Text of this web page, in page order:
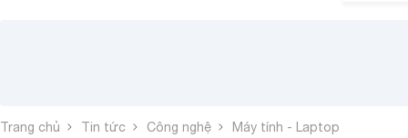
Trang chủ Tin tức Công nghệ Máy tính - Laptop